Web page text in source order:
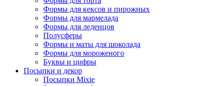
Формы для кексов и пирожных
Формы для мармелада
Формы для леденцов
Полусферы
Формы и маты для шоколада
Формы для мороженого
Буквы и цифры
Посыпки и декор
Посыпки Mixie